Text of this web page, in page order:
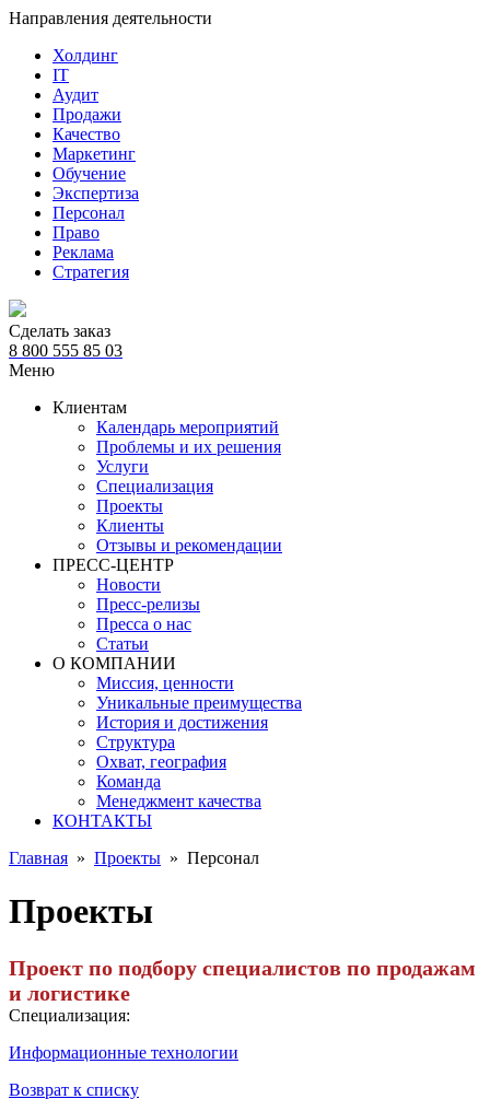
Направления деятельности
Холдинг
IT
Аудит
Продажи
Качество
Маркетинг
Обучение
Экспертиза
Персонал
Право
Реклама
Стратегия
Сделать заказ
8 800 555 85 03
Меню
Клиентам
Календарь мероприятий
Проблемы и их решения
Услуги
Специализация
Проекты
Клиенты
Отзывы и рекомендации
ПРЕСС-ЦЕНТР
Новости
Пресс-релизы
Пресса о нас
Статьи
О КОМПАНИИ
Миссия, ценности
Уникальные преимущества
История и достижения
Структура
Охват, география
Команда
Менеджмент качества
КОНТАКТЫ
Главная » Проекты » Персонал
Проекты
Проект по подбору специалистов по продажам
и логистике
Специализация:
Информационные технологии
Возврат к списку